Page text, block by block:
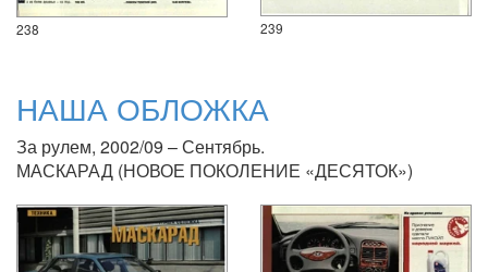
238 239
НАША ОБЛОЖКА
За рулем, 2002/09 – Сентябрь.
МАСКАРАД (НОВОЕ ПОКОЛЕНИЕ «ДЕСЯТОК»)